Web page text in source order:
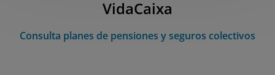
VidaCaixa
Consulta planes de pensiones y seguros colectivos